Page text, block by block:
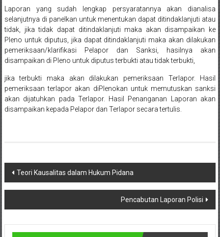
Lampung,
Badung,
Gianyar,
Mataram,
Lombok,
Temanggung,
Malang,
Kediri,
Madiun,
Ponorogo,
Laporan yang sudah lengkap persyaratannya akan dianalisa
selanjutnya di panelkan untuk menentukan dapat ditindaklanjuti atau
tidak, jika tidak dapat ditindaklanjuti maka akan disampaikan ke
Pleno untuk diputus, jika dapat ditindaklanjuti maka akan dilakukan
pemeriksaan/klarifikasi Pelapor dan Sanksi, hasilnya akan
disampaikan di Pleno untuk diputus terbukti atau tidak terbukti,
jika terbukti maka akan dilakukan pemeriksaan Terlapor. Hasil
pemeriksaan terlapor akan diPlenokan untuk memutuskan sanksi
akan dijatuhkan pada Terlapor. Hasil Penanganan Laporan akan
disampaikan kepada Pelapor dan Terlapor secara tertulis.
Navigasi
pos
Teori Kausalitas dalam Hukum Pidana
Pencabutan Laporan Polisi